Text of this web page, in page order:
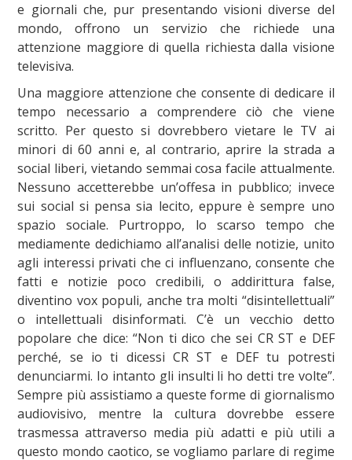
e giornali che, pur presentando visioni diverse del
mondo, offrono un servizio che richiede una
attenzione maggiore di quella richiesta dalla visione
televisiva.
Una maggiore attenzione che consente di dedicare il
tempo necessario a comprendere ciò che viene
scritto. Per questo si dovrebbero vietare le TV ai
minori di 60 anni e, al contrario, aprire la strada a
social liberi, vietando semmai cosa facile attualmente.
Nessuno accetterebbe un’offesa in pubblico; invece
sui social si pensa sia lecito, eppure è sempre uno
spazio sociale. Purtroppo, lo scarso tempo che
mediamente dedichiamo all’analisi delle notizie, unito
agli interessi privati che ci influenzano, consente che
fatti e notizie poco credibili, o addirittura false,
diventino vox populi, anche tra molti “disintellettuali”
o intellettuali disinformati. C’è un vecchio detto
popolare che dice: “Non ti dico che sei CR ST e DEF
perché, se io ti dicessi CR ST e DEF tu potresti
denunciarmi. Io intanto gli insulti li ho detti tre volte”.
Sempre più assistiamo a queste forme di giornalismo
audiovisivo, mentre la cultura dovrebbe essere
trasmessa attraverso media più adatti e più utili a
questo mondo caotico, se vogliamo parlare di regime